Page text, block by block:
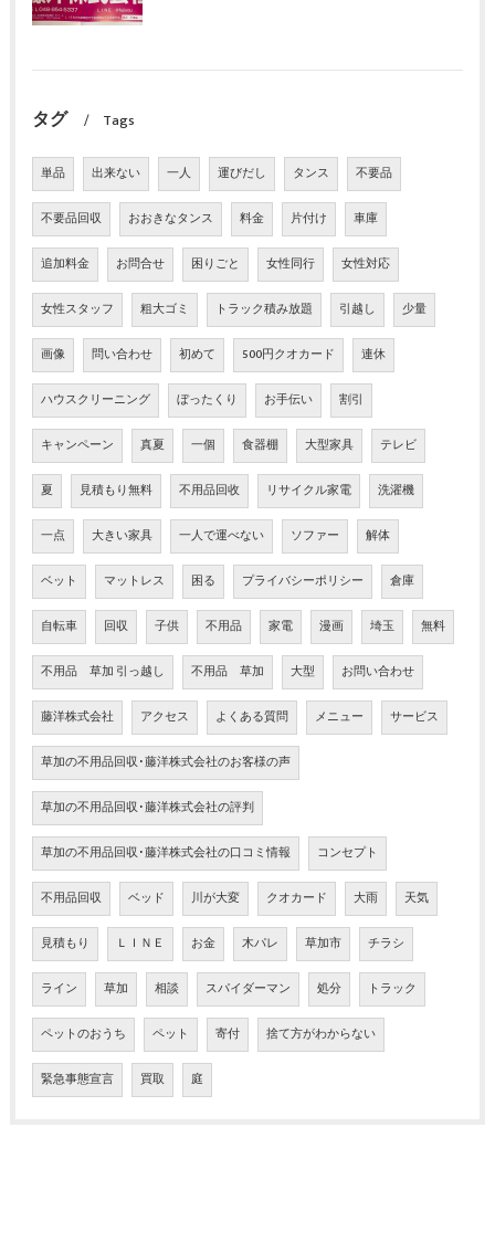
タグ Tags
単品 出来ない 一人 運びだし タンス 不要品
不要品回収 おおきなタンス 料金 片付け 車庫
追加料金 お問合せ 困りごと 女性同行 女性対応
女性スタッフ 粗大ゴミ トラック積み放題 引越し 少量
画像 問い合わせ 初めて 500円クオカード 連休
ハウスクリーニング ぼったくり お手伝い 割引
キャンペーン 真夏 一個 食器棚 大型家具 テレビ
夏 見積もり無料 不用品回收 リサイクル家電 洗濯機
一点 大きい家具 一人で運べない ソファー 解体
ベット マットレス 困る プライバシーポリシー 倉庫
自転車 回収 子供 不用品 家電 漫画 埼玉 無料
不用品 草加 引っ越し 不用品 草加 大型 お問い合わせ
藤洋株式会社 アクセス よくある質問 メニュー サービス
草加の不用品回収･藤洋株式会社のお客様の声
草加の不用品回収･藤洋株式会社の評判
草加の不用品回収･藤洋株式会社の口コミ情報 コンセプト
不用品回収 ベッド 川が大変 クオカード 大雨 天気
見積もり ＬＩＮＥ お金 木パレ 草加市 チラシ
ライン 草加 相談 スパイダーマン 処分 トラック
ペットのおうち ペット 寄付 捨て方がわからない
緊急事態宣言 買取 庭